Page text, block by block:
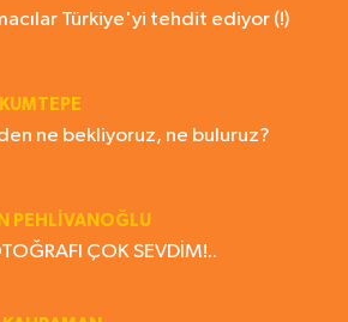
Türkiye'yi tehdit ediyor (!)
KUMTEPE
ne bekliyoruz, ne buluruz?
PEHLİVANOĞLU
ÇOK SEVDİM!..